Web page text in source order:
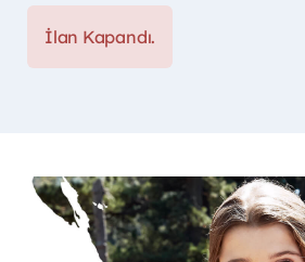
İlan Kapandı.